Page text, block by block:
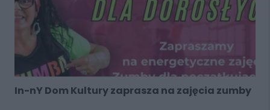
In-nY Dom Kultury zaprasza na zajęcia zumby